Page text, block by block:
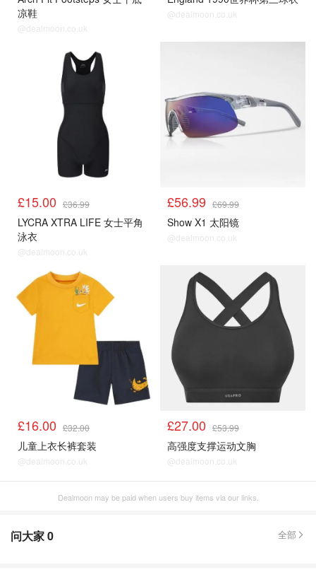
凉鞋
@dealmoon.co.uk
@dealmoon.co.uk
£15.00 £36.99
LYCRA XTRA LIFE 女士平角
泳衣
@dealmoon.co.uk
£56.99 £69.99
Show X1 太阳镜
@dealmoon.co.uk
£16.00 £32.00
儿童上衣长裤套装
@dealmoon.co.uk
£27.00 £53.99
高强度支撑运动文胸
@dealmoon.co.uk
Dealmoon may be paid when users buy items via our links.
问大家0 全部